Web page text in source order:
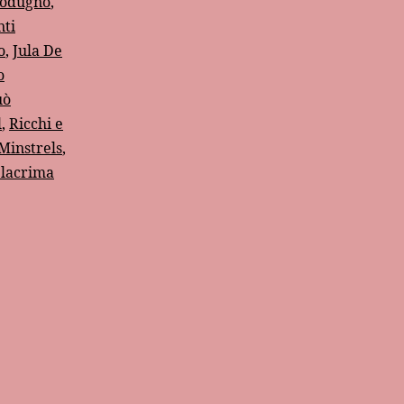
, Jula De
, Ricchi e
,